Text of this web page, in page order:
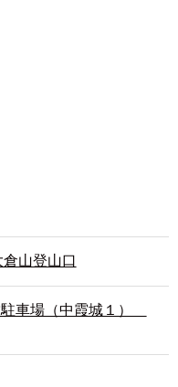
山登山口
車場（中霞城１）